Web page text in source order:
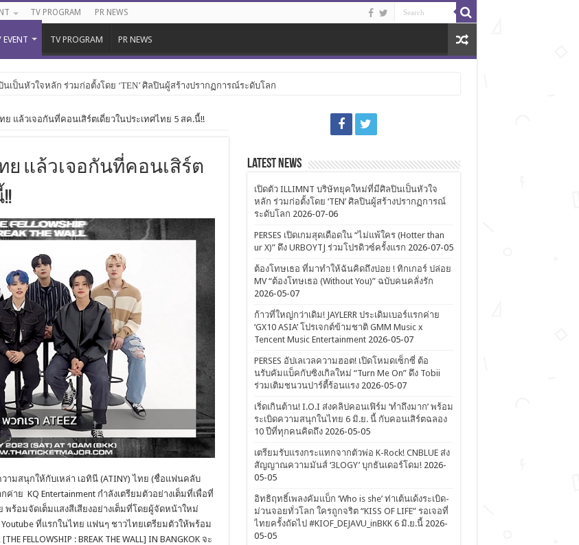
TV PROGRAM PR NEWS
TV PROGRAM PR NEWS
ป็นหัวใจหลัก ร่วมก่อตั้งโดย ‘TEN’ ศิลปินผู้สร้างปรากฏการณ์ระดับโลก
ย แล้วเจอกันที่คอนเสิร์ตเดี่ยวในประเทศไทย 5 สค.นี้!!
ทย แล้วเจอกันที่คอนเสิร์ต
ามสนุกให้กับเหล่า เอทินี (ATINY) ไทย (ชื่อแฟนคลับ
ค่าย KQ Entertainment กำลังเตรียมตัวอย่างเต็มที่เพื่อที่
ร้อมจัดเต็มแสงสีเสียงอย่างเต็มที่โดยผู้จัดหน้าใหม่
ที่แรกในไทย แฟนๆ ชาวไทยเตรียมตัวให้พร้อม
FELLOWSHIP : BREAK THE WALL] IN BANGKOK จะ
Latest News
เปิดตัว ILLIMNT บริษัทยุคใหม่ที่มีศิลปินเป็นหัวใจ
หลัก ร่วมก่อตั้งโดย ‘TEN’ ศิลปินผู้สร้างปรากฏการณ์
ระดับโลก 2026-07-06
PERSES เปิดเกมสุดเดือดใน “ไม่แพ้ใคร (Hotter than
ur X)” ดึง URBOYTJ ร่วมโปรดิวซ์ครั้งแรก 2026-07-05
ต้องโทษเธอ ที่มาทำให้ฉันคิดถึงบ่อย ! ทิกเกอร์ ปล่อย
MV “ต้องโทษเธอ (Without You)” ฉบับคนคลั่งรัก
2026-05-07
ก้าวที่ใหญ่กว่าเดิม! JAYLERR ประเดิมเบอร์แรกค่าย
‘GX10 ASIA’ โปรเจกต์ข้ามชาติ GMM Music x
Tencent Music Entertainment 2026-05-07
PERSES อัปเลเวลความฮอต! เปิดโหมดเซ็กซี่ ต้อ
นรับคัมแบ็คกับซิงเกิลใหม่ “Turn Me On” ดึง Tobii
ร่วมเติมชนวนปาร์ตี้ร้อนแรง 2026-05-07
เริ่ดเกินต้าน! I.O.I ส่งคลิปคอนเฟิร์ม ‘ทำถึงมาก’ พร้อม
ระเบิดความสนุกในไทย 6 มิ.ย. นี้ กับคอนเสิร์ตฉลอง
10 ปีที่ทุกคนคิดถึง 2026-05-05
เตรียมรับแรงกระแทกจากตัวพ่อ K-Rock! CNBLUE ส่ง
สัญญาณความมันส์ ‘3LOGY’ บุกธันเดอร์โดม! 2026-
05-05
อิทธิฤทธิ์เพลงคัมแบ็ก ‘Who is she’ ท่าเต้นเด้งระเบิด-
ม่วนจอยทั่วโลก ใครถูกจริต “KISS OF LIFE” รอเจอที่
ไทยครั้งถัดไป #KIOF_DEJAVU_inBKK 6 มิ.ย.นี้ 2026-
05-05